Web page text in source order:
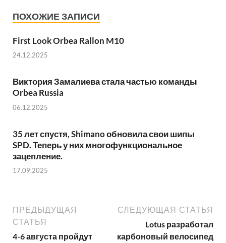
ПОХОЖИЕ ЗАПИСИ
First Look Orbea Rallon M10
24.12.2025
Виктория Замалиева стала частью команды
Orbea Russia
06.12.2025
35 лет спустя, Shimano обновила свои шипы
SPD. Теперь у них многофункциональное
зацепление.
17.09.2025
ПРЕДЫДУЩАЯ
СТАТЬЯ
4-6 августа пройдут
СЛЕДУЮЩАЯ СТАТЬЯ
Lotus разработал
карбоновый велосипед